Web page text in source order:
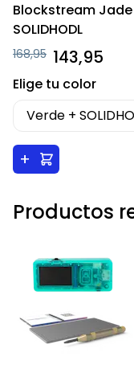
Blockstream
SOLIDHODL
168,95 143,95
Elige tu color
+
Productos